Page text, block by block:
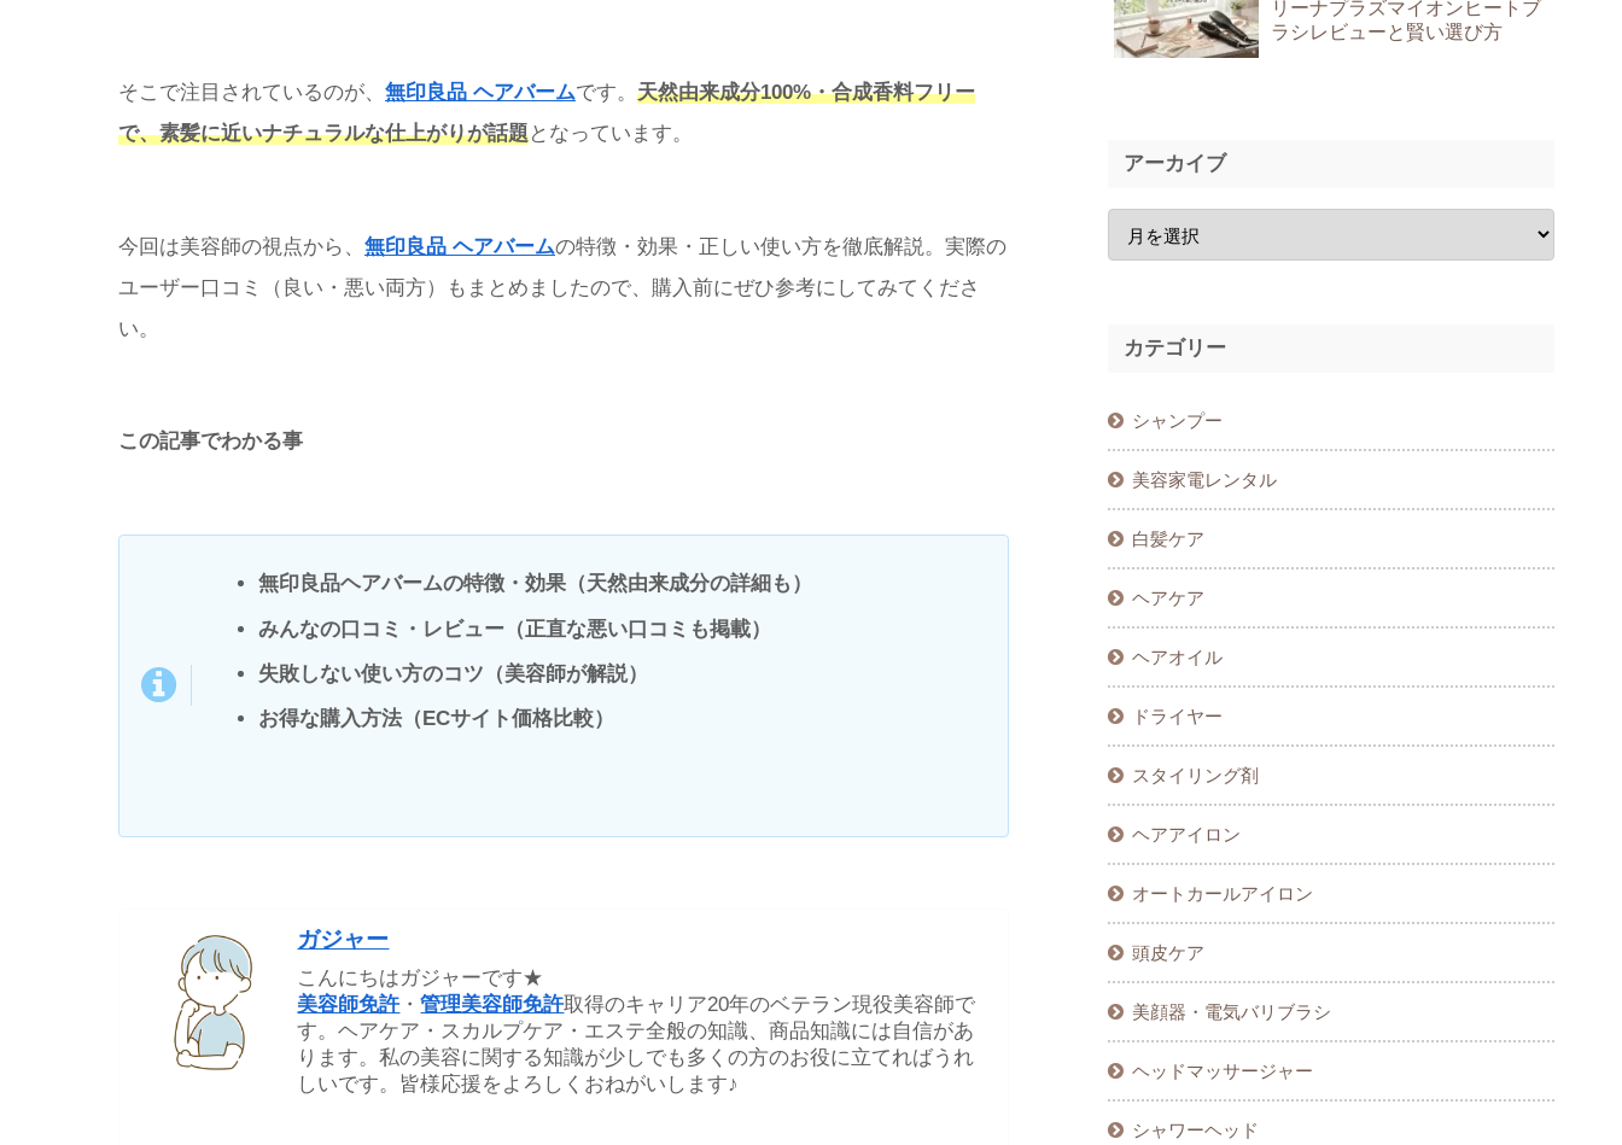
そこで注目されているのが、 無印良品 ヘアバームです。 天然由来成分100%・合成香料フリー
で、素髪に近いナチュラルな仕上がりが話題となっています。
今回は美容師の視点から、 無印良品 ヘアバームの特徴・効果・正しい使い方を徹底解説。実際の
ユーザー口コミ（良い・悪い両方）もまとめましたので、購入前にぜひ参考にしてみてくださ
い。
この記事でわかる事
無印良品ヘアバームの特徴・効果（天然由来成分の詳細も）
みんなの口コミ・レビュー（正直な悪い口コミも掲載）
失敗しない使い方のコツ（美容師が解説）
お得な購入方法（ECサイト価格比較）
ガジャー
こんにちはガジャーです★
美容師免許・管理美容師免許取得のキャリア20年のベテラン現役美容師で
す。ヘアケア・スカルプケア・エステ全般の知識、商品知識には自信があ
ります。私の美容に関する知識が少しでも多くの方のお役に立てればうれ
しいです。皆様応援をよろしくおねがいします♪
リーナプラズマイオンヒートブ
ラシレビューと賢い選び方
アーカイブ
カテゴリー
シャンプー
美容家電レンタル
白髪ケア
ヘアケア
ヘアオイル
ドライヤー
スタイリング剤
ヘアアイロン
オートカールアイロン
頭皮ケア
美顔器・電気バリブラシ
ヘッドマッサージャー
シャワーヘッド